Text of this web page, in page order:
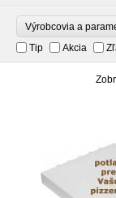
Výrobcovia a
Tip
Akcia